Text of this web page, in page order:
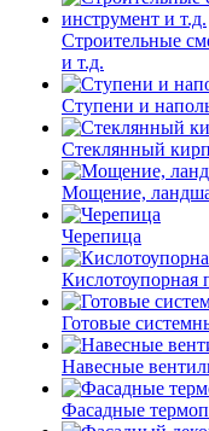
Строительные
и т.д.
Ступени и
Cтеклянный
Мощение,
Черепица
Кислотоупорная
Готовые
Навесные
Фасадные